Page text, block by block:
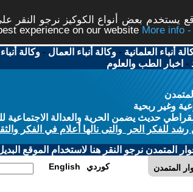
يستخدم بعض أنواع الكوكيز نرجو النقر
experience on our website
أنباء العلمانية -وكالة أنباء العمال -وكالة
- اخبار الطب والعلوم
وغير ربحية
حديث يضمن الحرية والعدالة الاجتماعية
للفكر الحر والتى نالها أعلام في الفكر
المتمدن نرجو النقر هنا لاستخدام الموقع
المتمدن English كوردي